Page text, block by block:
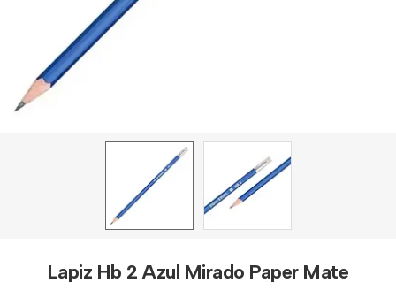
Lapiz Hb 2 Azul Mirado Paper Mate